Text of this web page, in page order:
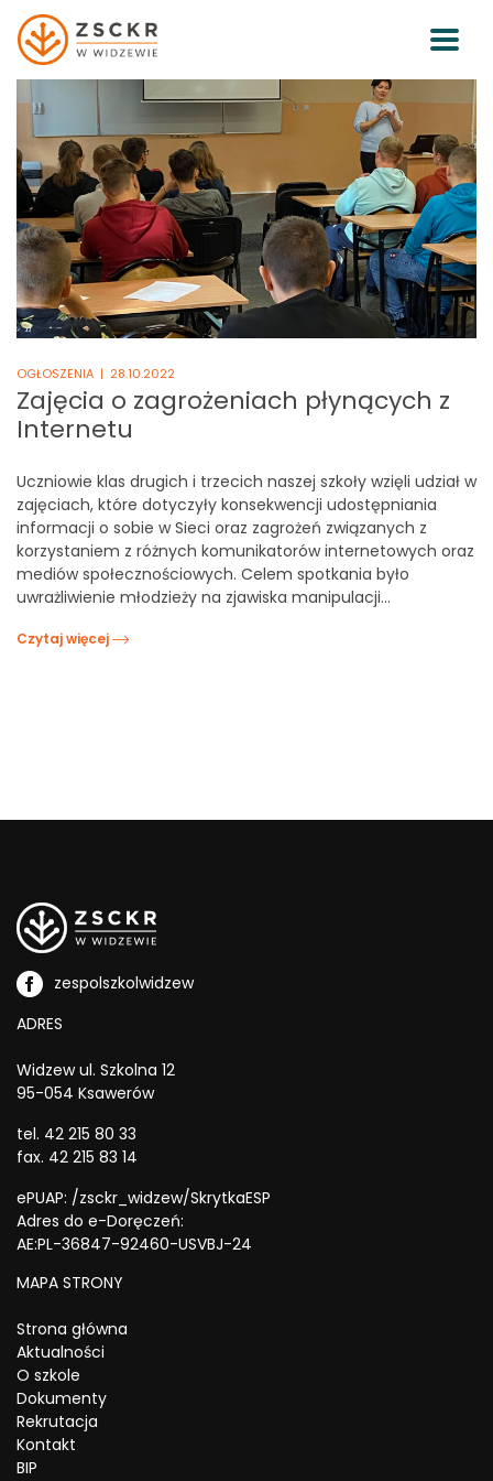
OGŁOSZENIA | 28.10.2022
Zajęcia o zagrożeniach płynących z
Internetu
Uczniowie klas drugich i trzecich naszej szkoły wzięli udział w
zajęciach, które dotyczyły konsekwencji udostępniania
informacji o sobie w Sieci oraz zagrożeń związanych z
korzystaniem z różnych komunikatorów internetowych oraz
mediów społecznościowych. Celem spotkania było
uwrażliwienie młodzieży na zjawiska manipulacji…
Czytaj więcej
zespolszkolwidzew
ADRES
Widzew ul. Szkolna 12
95-054 Ksawerów
tel. 42 215 80 33
fax. 42 215 83 14
ePUAP: /zsckr_widzew/SkrytkaESP
Adres do e-Doręczeń:
AE:PL-36847-92460-USVBJ-24
MAPA STRONY
Strona główna
Aktualności
O szkole
Dokumenty
Rekrutacja
Kontakt
BIP